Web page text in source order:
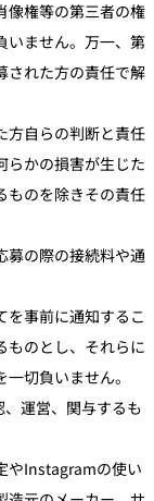
像権等の第三者の権
いません。万一、第
された方の責任で解
方自らの判断と責任
らかの損害が生じた
ものを除きその責任
募の際の接続料や通
を事前に通知するこ
ものとし、それらに
切負いません。
運営、関与するも
やInstagramの使い